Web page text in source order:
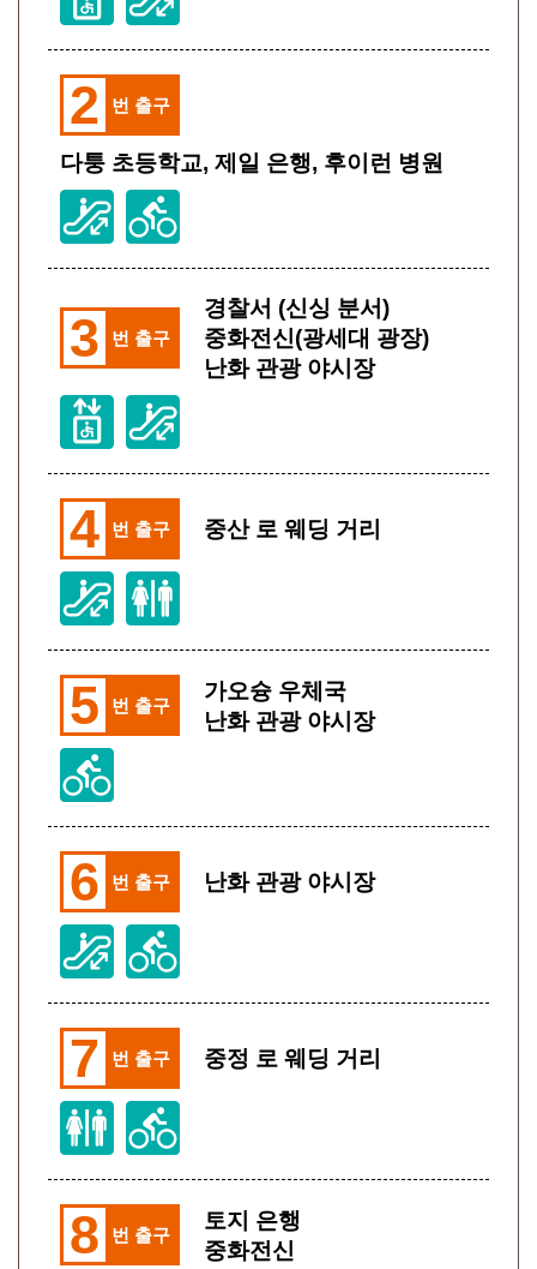
2 번 출구
다퉁 초등학교, 제일 은행, 후이런 병원
3 번 출구
경찰서 (신싱 분서)
중화전신(광세대 광장)
난화 관광 야시장
4 번 출구 중산 로 웨딩 거리
5 번 출구
가오슝 우체국
난화 관광 야시장
6 번 출구 난화 관광 야시장
7 번 출구 중정 로 웨딩 거리
8 번 출구
토지 은행
중화전신